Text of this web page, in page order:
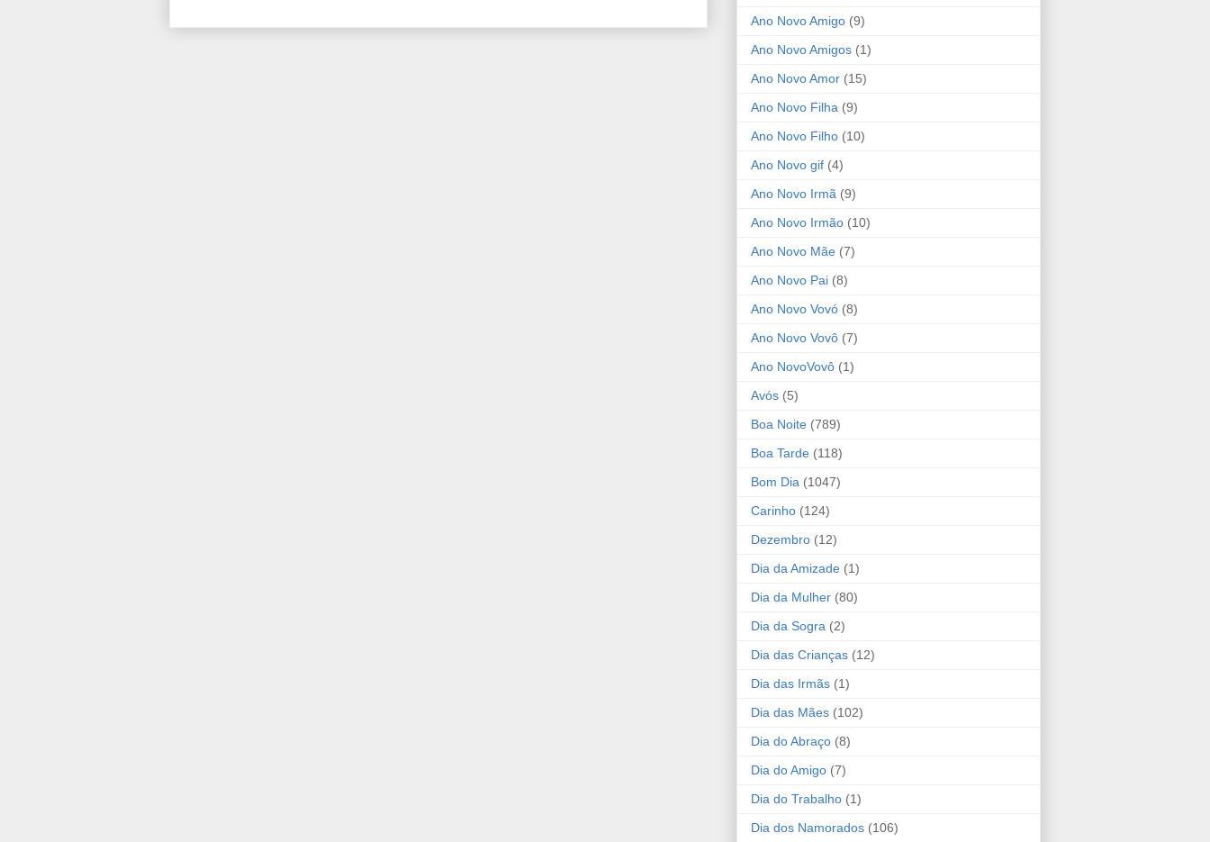
Ano Novo Amigo (9)
Ano Novo Amigos (1)
Ano Novo Amor (15)
Ano Novo Filha (9)
Ano Novo Filho (10)
Ano Novo gif (4)
Ano Novo Irmã (9)
Ano Novo Irmão (10)
Ano Novo Mãe (7)
Ano Novo Pai (8)
Ano Novo Vovó (8)
Ano Novo Vovô (7)
Ano NovoVovô (1)
Avós (5)
Boa Noite (789)
Boa Tarde (118)
Bom Dia (1047)
Carinho (124)
Dezembro (12)
Dia da Amizade (1)
Dia da Mulher (80)
Dia da Sogra (2)
Dia das Crianças (12)
Dia das Irmãs (1)
Dia das Mães (102)
Dia do Abraço (8)
Dia do Amigo (7)
Dia do Trabalho (1)
Dia dos Namorados (106)